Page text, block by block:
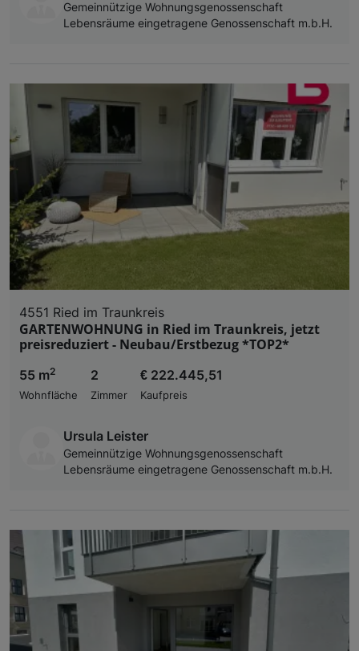
Gemeinnützige Wohnungsgenossenschaft
Lebensräume eingetragene Genossenschaft m.b.H.
4551 Ried im Traunkreis
GARTENWOHNUNG in Ried im Traunkreis, jetzt
preisreduziert - Neubau/Erstbezug *TOP2*
55 m2
Wohnfläche
2
Zimmer
€ 222.445,51
Kaufpreis
Ursula Leister
Gemeinnützige Wohnungsgenossenschaft
Lebensräume eingetragene Genossenschaft m.b.H.